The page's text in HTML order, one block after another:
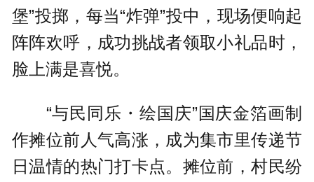
堡”投掷，每当“炸弹”投中，现场便响起
阵阵欢呼，成功挑战者领取小礼品时，
脸上满是喜悦。
“与民同乐・绘国庆”国庆金箔画制
作摊位前人气高涨，成为集市里传递节
日温情的热门打卡点。摊位前，村民纷